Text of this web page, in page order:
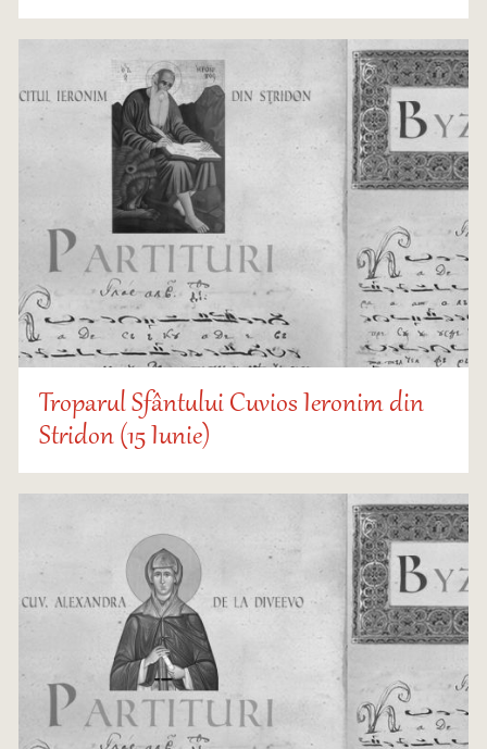
Troparul Sfântului Cuvios Ieronim din
Stridon (15 Iunie)